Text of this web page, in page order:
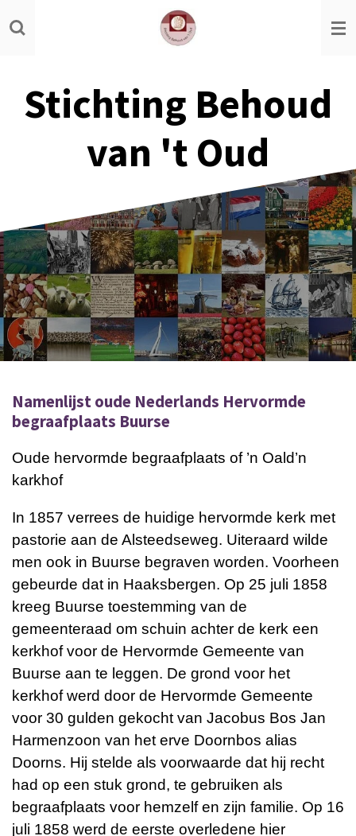
Ga
direct
hoofdinhoud
Stichting Behoud
van 't Oud
Namenlijst oude Nederlands Hervormde
begraafplaats Buurse
Oude hervormde begraafplaats of ’n Oald’n
karkhof
In 1857 verrees de huidige hervormde kerk met
pastorie aan de Alsteedseweg. Uiteraard wilde
men ook in Buurse begraven worden. Voorheen
gebeurde dat in Haaksbergen. Op 25 juli 1858
kreeg Buurse toestemming van de
gemeenteraad om schuin achter de kerk een
kerkhof voor de Hervormde Gemeente van
Buurse aan te leggen. De grond voor het
kerkhof werd door de Hervormde Gemeente
voor 30 gulden gekochtvan Jacobus Bos Jan
Harmenzoon van het erve Doornbos alias
Doorns. Hij stelde als voorwaarde dat hij recht
had op een stuk grond, te gebruiken als
begraafplaats voor hemzelf en zijn familie. Op 16
juli 1858 werd de eerste overledene hier